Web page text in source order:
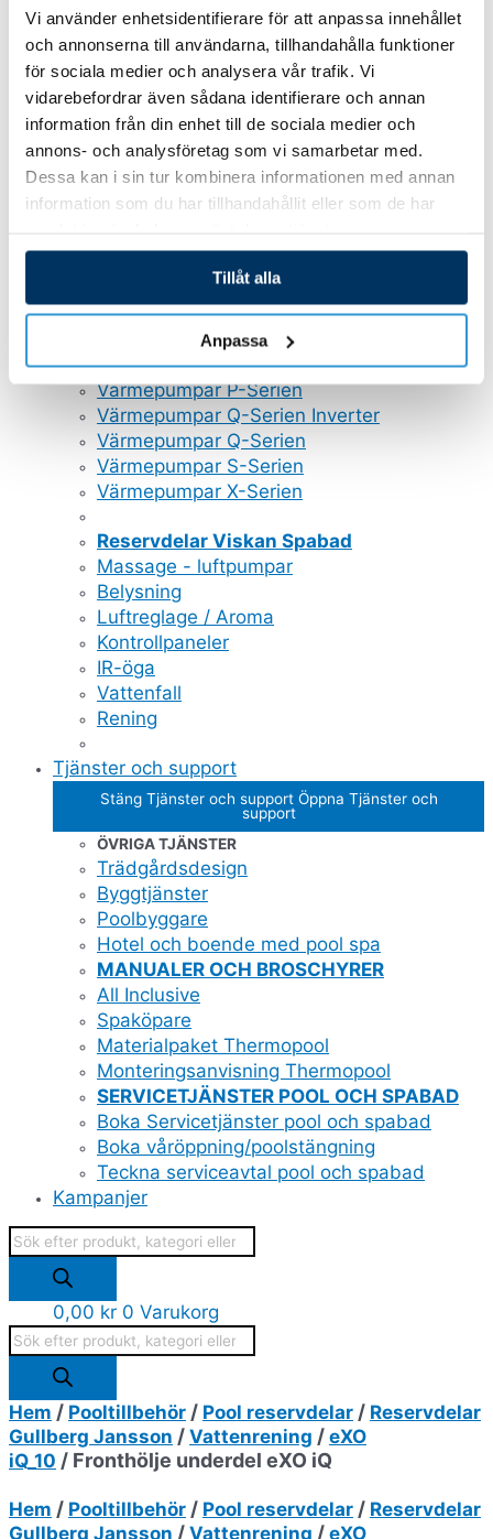
Vi använder enhetsidentifierare för att anpassa innehållet
och annonserna till användarna, tillhandahålla funktioner
för sociala medier och analysera vår trafik. Vi
vidarebefordrar även sådana identifierare och annan
information från din enhet till de sociala medier och
annons- och analysföretag som vi samarbetar med.
Dessa kan i sin tur kombinera informationen med annan
information som du har tillhandahållit eller som de har
Tillåt alla
Anpassa
Pooltak
Pooltak Leia
Pooltak Nova Comfort
Poolrobotar
Belysning och plastdetaljer
GULLBERG JANSSON VATTENRENING
Poolvärmepumpar
Sandfilter
Cirkulationspumpar
Automatisk dosering
GULLBERG JANSSON VÄRMEPUMPAR
Värmepumpar P-Serien
Värmepumpar Q-Serien Inverter
Värmepumpar Q-Serien
Värmepumpar S-Serien
Värmepumpar X-Serien
Reservdelar Viskan Spabad
Massage - luftpumpar
Belysning
Luftreglage / Aroma
Kontrollpaneler
IR-öga
Vattenfall
Rening
Tjänster och support
Stäng Tjänster och support Öppna Tjänster och
support
ÖVRIGA TJÄNSTER
Trädgårdsdesign
Byggtjänster
Poolbyggare
Hotel och boende med pool spa
MANUALER OCH BROSCHYRER
All Inclusive
Spaköpare
Materialpaket Thermopool
Monteringsanvisning Thermopool
SERVICETJÄNSTER POOL OCH SPABAD
Boka Servicetjänster pool och spabad
Boka våröppning/poolstängning
Teckna serviceavtal pool och spabad
Kampanjer
0,00 kr 0 Varukorg
Hem / Pooltillbehör / Pool reservdelar / Reservdelar
Gullberg Jansson / Vattenrening / eXO
iQ_10 / Fronthölje underdel eXO iQ
Hem / Pooltillbehör / Pool reservdelar / Reservdelar
Gullberg Jansson / Vattenrening / eXO